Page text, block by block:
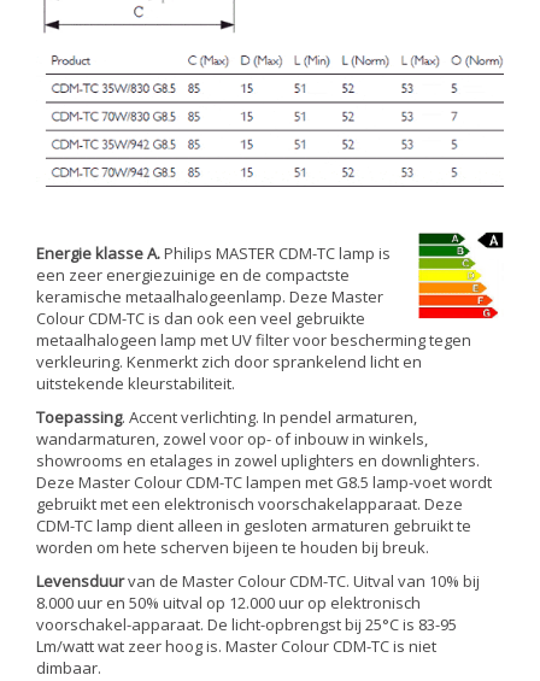
Energie klasse A.Philips MASTER CDM-TC lamp is
een zeer energiezuinige en de compactste
keramische metaalhalogeenlamp. Deze Master
Colour CDM-TC is dan ook een veel gebruikte
metaalhalogeen lamp met UV filter voor bescherming tegen
verkleuring. Kenmerkt zich door sprankelend licht en
uitstekende kleurstabiliteit.
Toepassing. Accent verlichting. In pendel armaturen,
wandarmaturen, zowel voor op- of inbouw in winkels,
showrooms en etalages in zowel uplighters en downlighters.
Deze Master Colour CDM-TC lampen met G8.5 lamp-voet wordt
gebruikt met een elektronisch voorschakelapparaat. Deze
CDM-TC lamp dient alleen in gesloten armaturen gebruikt te
worden om hete scherven bijeen te houden bij breuk.
Levensduurvan de Master Colour CDM-TC. Uitval van 10% bij
8.000 uur en 50% uitval op 12.000 uur op elektronisch
voorschakel-apparaat. De licht-opbrengst bij 25°C is 83-95
Lm/watt wat zeer hoog is. Master Colour CDM-TC is niet
dimbaar.